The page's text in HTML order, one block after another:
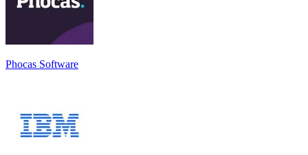
Phocas Software